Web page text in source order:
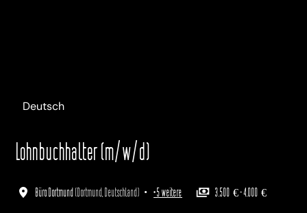
Deutsch
Lohnbuchhalter (m/w/d)
Büro Dortmund Dortmund Deutschland) • +5 weitere 3.500 € - 4.000 €